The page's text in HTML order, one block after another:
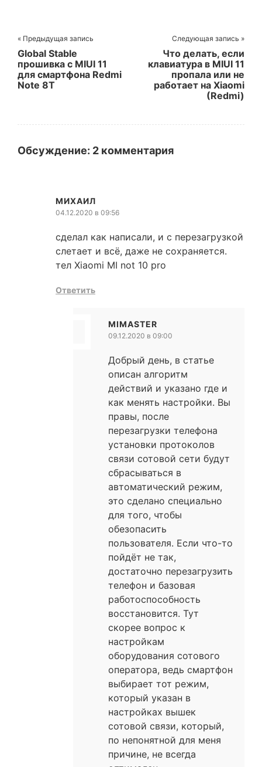
« Предыдущая запись
Global Stable
прошивка с MIUI 11
для смартфона Redmi
Note 8T
Следующая запись »
Что делать, если
клавиатура в MIUI 11
пропала или не
работает на Xiaomi
(Redmi)
Обсуждение: 2 комментария
МИХАИЛ
04.12.2020 в 09:56
сделал как написали, и с перезагрузкой
слетает и всё, даже не сохраняется.
тел Xiaomi MI not 10 pro
Ответить
MIMASTER
09.12.2020 в 09:00
Добрый день, в статье
описан алгоритм
действий и указано где и
как менять настройки. Вы
правы, после
перезагрузки телефона
установки протоколов
связи сотовой сети будут
сбрасываться в
автоматический режим,
это сделано специально
для того, чтобы
обезопасить
пользователя. Если что-то
пойдёт не так,
достаточно перезагрузить
телефон и базовая
работоспособность
восстановится. Тут
скорее вопрос к
настройкам
оборудования сотового
оператора, ведь смартфон
выбирает тот режим,
который указан в
настройках вышек
сотовой связи, который,
по непонятной для меня
причине, не всегда